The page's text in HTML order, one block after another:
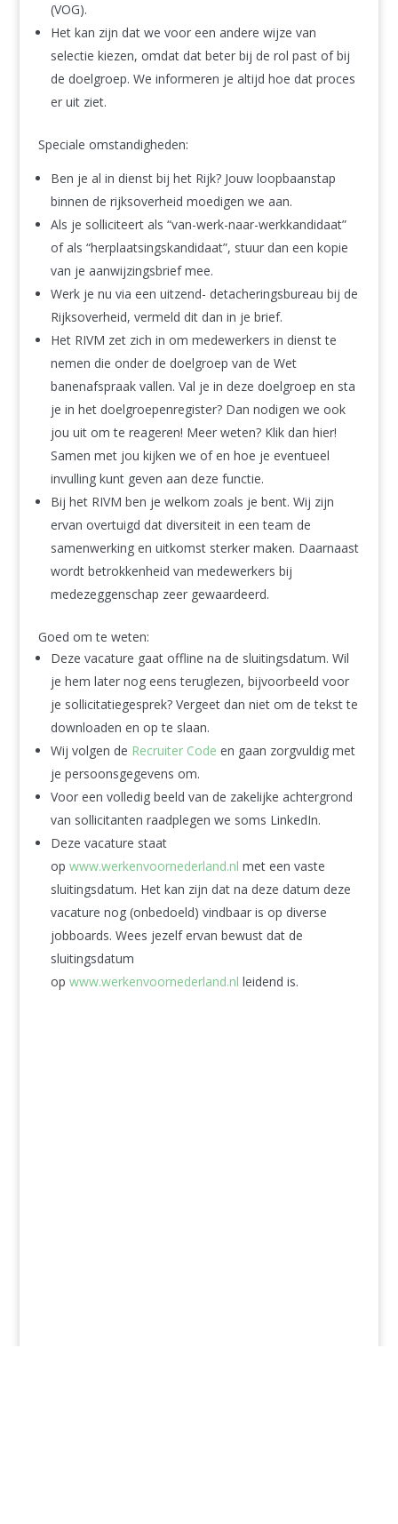
(VOG).
Het kan zijn dat we voor een andere wijze van
selectie kiezen, omdat dat beter bij de rol past of bij
de doelgroep. We informeren je altijd hoe dat proces
er uit ziet.
Speciale omstandigheden:
Ben je al in dienst bij het Rijk? Jouw loopbaanstap
binnen de rijksoverheid moedigen we aan.
Als je solliciteert als “van-werk-naar-werkkandidaat”
of als “herplaatsingskandidaat”, stuur dan een kopie
van je aanwijzingsbrief mee.
Werk je nu via een uitzend- detacheringsbureau bij de
Rijksoverheid, vermeld dit dan in je brief.
Het RIVM zet zich in om medewerkers in dienst te
nemen die onder de doelgroep van de Wet
banenafspraak vallen. Val je in deze doelgroep en sta
je in het doelgroepenregister? Dan nodigen we ook
jou uit om te reageren! Meer weten? Klik dan hier!
Samen met jou kijken we of en hoe je eventueel
invulling kunt geven aan deze functie.
Bij het RIVM ben je welkom zoals je bent. Wij zijn
ervan overtuigd dat diversiteit in een team de
samenwerking en uitkomst sterker maken. Daarnaast
wordt betrokkenheid van medewerkers bij
medezeggenschap zeer gewaardeerd.
Goed om te weten:
Deze vacature gaat offline na de sluitingsdatum. Wil
je hem later nog eens teruglezen, bijvoorbeeld voor
je sollicitatiegesprek? Vergeet dan niet om de tekst te
downloaden en op te slaan.
Wij volgen de Recruiter Code en gaan zorgvuldig met
je persoonsgegevens om.
Voor een volledig beeld van de zakelijke achtergrond
van sollicitanten raadplegen we soms LinkedIn.
Deze vacature staat
op www.werkenvoornederland.nl met een vaste
sluitingsdatum. Het kan zijn dat na deze datum deze
vacature nog (onbedoeld) vindbaar is op diverse
jobboards. Wees jezelf ervan bewust dat de
sluitingsdatum
op www.werkenvoornederland.nl leidend is.